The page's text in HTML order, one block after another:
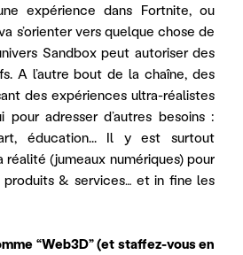
expérience dans Fortnite, ou
s’orienter vers quelque chose de
Sandbox peut autoriser des
A l’autre bout de la chaîne, des
des expériences ultra-réalistes
pour adresser d’autres besoins :
éducation... Il y est surtout
(jumeaux numériques) pour
produits & services… et in fine les
“Web3D” (et staffez-vous en